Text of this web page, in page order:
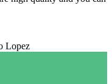
Lopez